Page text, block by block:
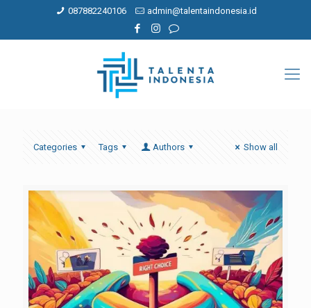
087882240106 admin@talentaindonesia.id
Categories Tags Authors Show all